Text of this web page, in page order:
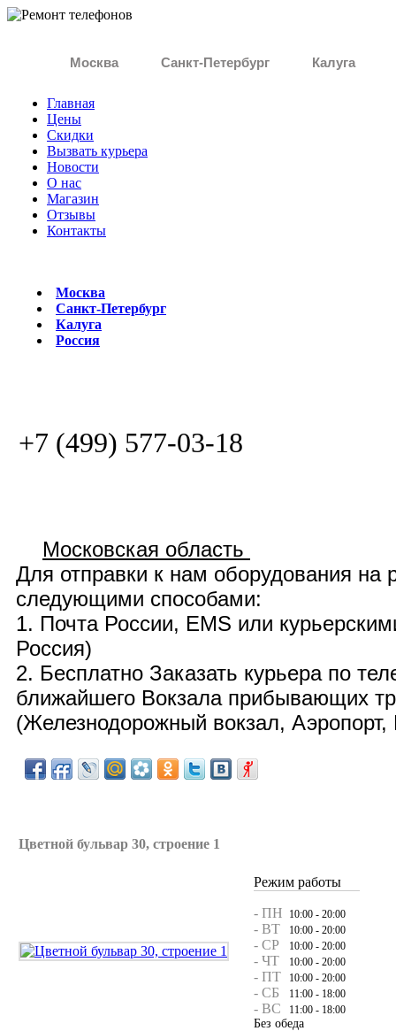
Москва Санкт-Петербург Калуга
Главная
Цены
Скидки
Вызвать курьера
Новости
О нас
Магазин
Отзывы
Контакты
Москва
Санкт-Петербург
Калуга
Россия
+7 (499) 577-03-18
Московская область
Для отправки к нам оборудования на
следующими способами:
1. Почта России, EMS или
Россия)
2. Бесплатно Заказать курьера по
ближайшего Вокзала прибывающих
(Железнодорожный вокзал, Аэропорт,
Цветной бульвар 30, строение 1
Режим работы
- ПН 10:00 - 20:00
- ВТ 10:00 - 20:00
- СР 10:00 - 20:00
- ЧТ 10:00 - 20:00
- ПТ 10:00 - 20:00
- СБ 11:00 - 18:00
- ВС 11:00 - 18:00
Без обеда